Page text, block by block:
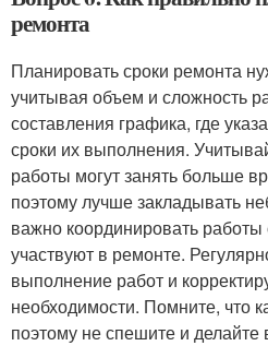
ремонта
Планировать сроки ремонта
учитывая объем и сложность
составления графика, где
сроки их выполнения.
работы могут занять больше
поэтому лучше закладывать
важно координировать
участвуют в ремонте.
выполнение работ и
необходимости. Помните, что
поэтому не спешите и делайте